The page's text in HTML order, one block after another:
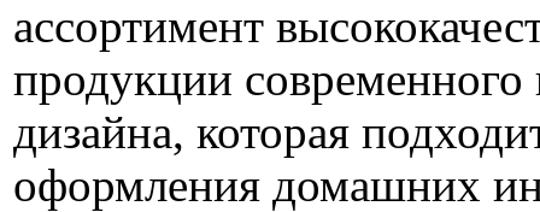
ассортимент
продукции современного
дизайна, которая
оформления домашних